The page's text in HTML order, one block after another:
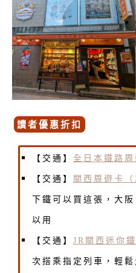
讀者優惠折扣
【交通】 全日本鐵路
【交通】 關西周遊卡（
下鐵可以買這張，大
以用
【交通】 JR關西迷你
次搭乘指定列車，輕